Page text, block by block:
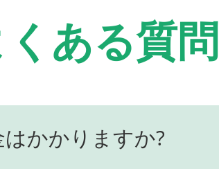
くある質問
かかりますか?